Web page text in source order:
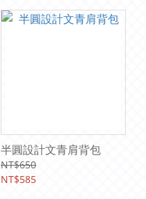
半圓設計文青肩背包
NT$650
NT$585